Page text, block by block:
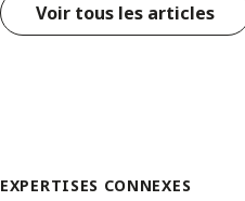
Voir tous les articles
EXPERTISES CONNEXES